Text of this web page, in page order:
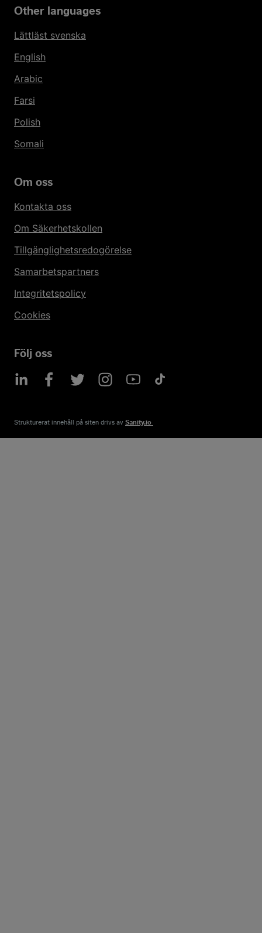
Other languages
Lättläst svenska
English
Arabic
Farsi
Polish
Somali
Om oss
Kontakta oss
Om Säkerhetskollen
Tillgänglighetsredogörelse
Samarbetspartners
Integritetspolicy
Cookies
Följ oss
Strukturerat innehåll på siten drivs av​ Sanity.io